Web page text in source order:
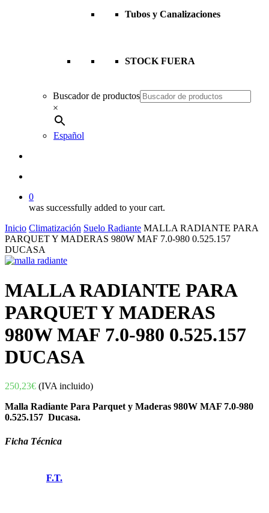
Tubos y Canalizaciones
STOCK FUERA
Buscador de productos
×
Español
0
was successfully added to your cart.
Inicio Climatización Suelo Radiante MALLA RADIANTE PARA
PARQUET Y MADERAS 980W MAF 7.0-980 0.525.157
DUCASA
MALLA RADIANTE PARA
PARQUET Y MADERAS
980W MAF 7.0-980 0.525.157
DUCASA
250,23€ (IVA incluido)
Malla Radiante Para Parquet y Maderas 980W MAF 7.0-980
0.525.157 Ducasa.
Ficha Técnica
F.T.